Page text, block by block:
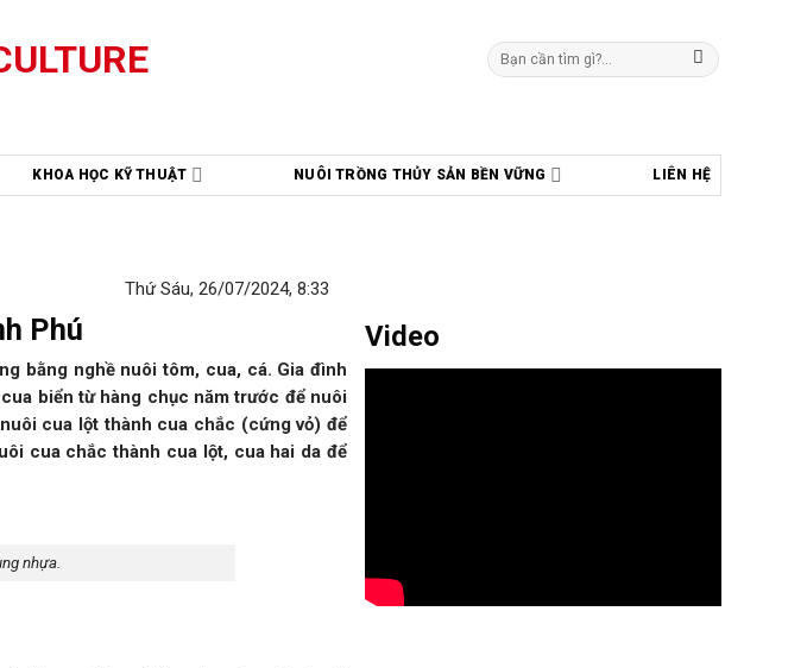
Tìm
kiếm:
KHOA HỌC KỸ THUẬT NUÔI TRỒNG THỦY SẢN BỀN VỮNG LIÊN HỆ
Thứ Sáu, 26/07/2024, 8:33
Phú
bằng nghề nuôi tôm, cua, cá. Gia đình
biển từ hàng chục năm trước để nuôi
cua lột thành cua chắc (cứng vỏ) để
cua chắc thành cua lột, cua hai da để
nhựa.
Video